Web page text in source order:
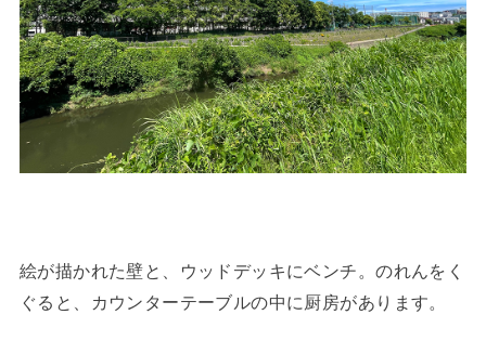
絵が描かれた壁と、ウッドデッキにベンチ。のれんをく
ぐると、カウンターテーブルの中に厨房があります。